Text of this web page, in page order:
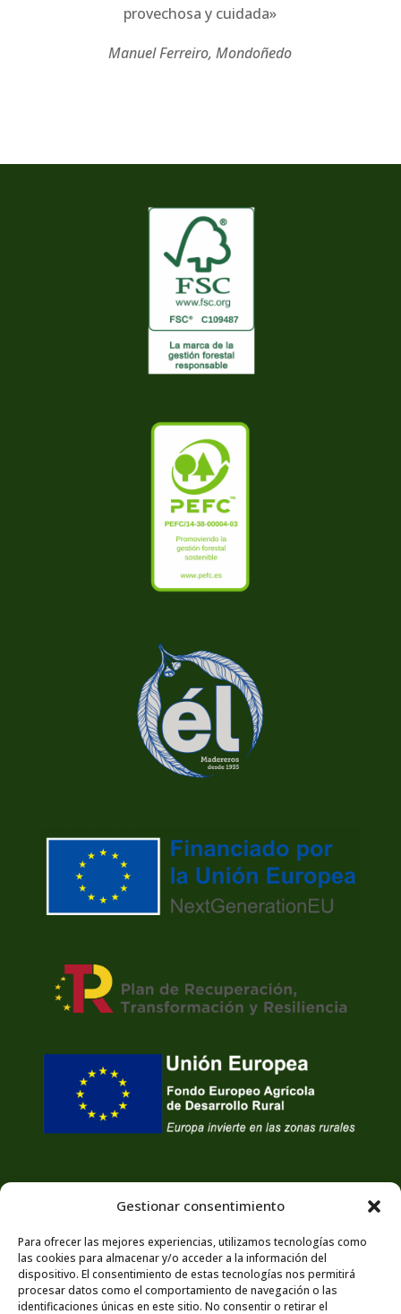
Gestionar consentimiento
Para ofrecer las mejores experiencias, utilizamos tecnologías como
las cookies para almacenar y/o acceder a la información del
dispositivo. El consentimiento de estas tecnologías nos permitirá
procesar datos como el comportamiento de navegación o las
identificaciones únicas en este sitio. No consentir o retirar el
provechosa y cuidada»
Manuel Ferreiro, Mondoñedo